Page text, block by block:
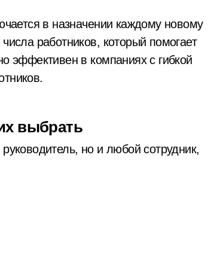
в назначении каждому новому
работников, который помогает
эффективен в компаниях с гибкой
выбрать
но и любой сотрудник,